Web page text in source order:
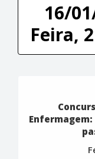
16/
Feira,